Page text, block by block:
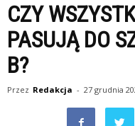
CZY
PASUJĄ DO
B?
Przez Redakcja - 27 grudnia